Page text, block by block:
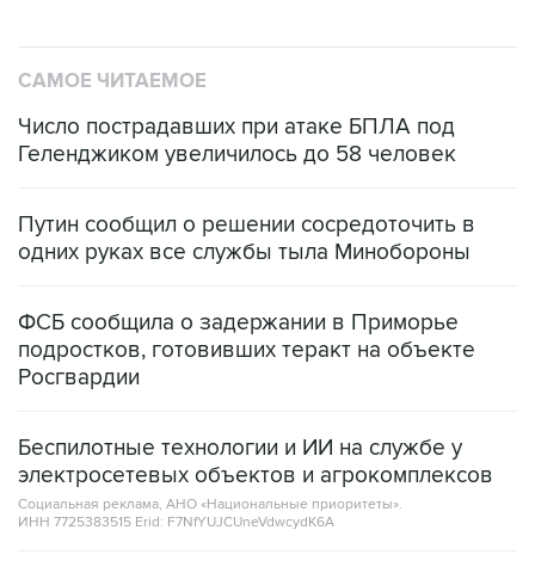
САМОЕ ЧИТАЕМОЕ
Число пострадавших при атаке БПЛА под
Геленджиком увеличилось до 58 человек
Путин сообщил о решении сосредоточить в
одних руках все службы тыла Минобороны
ФСБ сообщила о задержании в Приморье
подростков, готовивших теракт на объекте
Росгвардии
Беспилотные технологии и ИИ на службе у
электросетевых объектов и агрокомплексов
Социальная реклама, АНО «Национальные приоритеты».
ИНН 7725383515 Erid: F7NfYUJCUneVdwcydK6A